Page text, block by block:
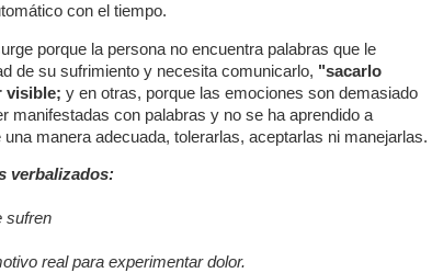
con el tiempo.
porque la persona no encuentra palabras que le
de su sufrimiento y necesita comunicarlo, "sacarlo
visible; y en otras, porque las emociones son demasiado
manifestadas con palabras y no se ha aprendido a
manera adecuada, tolerarlas, aceptarlas ni manejarlas.
verbalizados:
sufren
real para experimentar dolor.